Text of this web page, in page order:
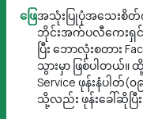
ဖြေအသုံးပြုပုံအသေးစိတ်
ဘိုင်းအက်ပလီကေးရှင်း
ပြီး ဘောလုံးစတား
သွားမှာ ဖြစ်ပါတယ်။
Service ဖုန်းနံပါတ်(
သို့လည်း ဖုန်းခေါ်ဆိုပ